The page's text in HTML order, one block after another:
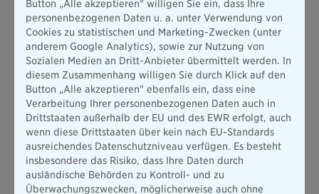
Bleiben Sie bei Privatverkäufen immer auf der sicheren Seite!
Denn was viele nicht wissen: Als Verkäufer auf Ebay, Vinted
und Co. sind Sie gesetzlich für eine Zeit von zwei Jahren zur
Gewährleistung verpflichtet - zumindest theoretisch. Sie
müssten also bei Mängeln an Ihrem Produkt auf Anfrage des
Käufers für eine Reparatur oder einen Ersatz sorgen. Von
diesen Gewährleistungsverpflichtungen können Sie sich
jedoch mit Sätzen wie “Die Ware wird unter Ausschluss
jeglicher Gewährleistung verkauft” oder “Gekauft wie
gesehen” in Ihrer Artikelbeschreibung befreien.Aber
Mängel, die Sie auf Bildern und in der Beschreibung
verschweigen oder die die Funktionsfähigkeit des
Button „Alle akzeptieren" willigen Sie ein, dass Ihre
personenbezogenen Daten u. a. unter Verwendung von
Cookies zu statistischen und Marketing-Zwecken (unter
anderem Google Analytics), sowie zur Nutzung von
Sozialen Medien an Dritt-Anbieter übermittelt werden. In
diesem Zusammenhang willigen Sie durch Klick auf den
Button „Alle akzeptieren" ebenfalls ein, dass eine
Verarbeitung Ihrer personenbezogenen Daten auch in
Drittstaaten außerhalb der EU und des EWR erfolgt, auch
wenn diese Drittstaaten über kein nach EU-Standards
ausreichendes Datenschutzniveau verfügen. Es besteht
insbesondere das Risiko, dass Ihre Daten durch
ausländische Behörden zu Kontroll- und zu
Überwachungszwecken, möglicherweise auch ohne